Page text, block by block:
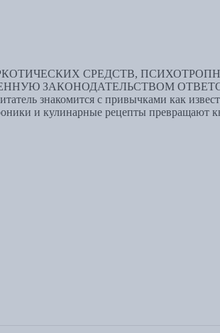
СРЕДСТВ,
ЗАКОНОДАТЕЛЬСТВОМ
знакомится с привычками как
и кулинарные рецепты превращают